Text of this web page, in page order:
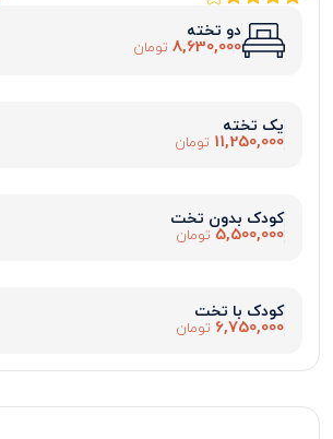
دو تخته
8,630,000 تومان
یک تخته
11,250,000 تومان
کودک بدون تخت
5,500,000 تومان
کودک با تخت
6,750,000 تومان